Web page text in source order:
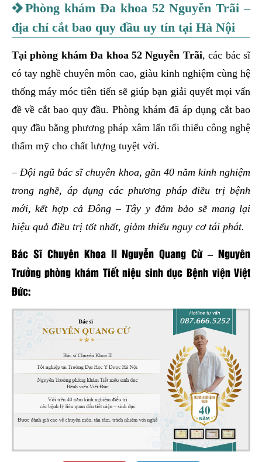
Phòng khám Đa khoa 52 Nguyễn Trãi –
địa chỉ cắt bao quy đầu uy tín tại Hà Nội
Tạiphòng khám Đa khoa 52 Nguyễn Trãi, các bác sĩ
có tay nghề chuyên môn cao, giàu kinh nghiệm cùng hệ
thống máy móc tiên tiến sẽ giúp bạn giải quyết mọi vấn
đề về cắt bao quy đầu. Phòng khám đã áp dụng cắt bao
quy đầu bằng phương pháp xâm lấn tối thiểu công nghệ
thẩm mỹ cho chất lượng tuyệt vời.
– Đội ngũ bác sĩ chuyên khoa, gần 40 năm kinh nghiệm
trong nghề, áp dụng các phương pháp điều trị bệnh
mới, kết hợp cả Đông – Tây y đảm bảo sẽ mang lại
hiệu quả điều trị tốt nhất, giảm thiểu nguy cơ tái phát.
Bác Sĩ Chuyên Khoa II Nguyễn Quang Cừ – Nguyên
Trưởng phòng khám Tiết niệu sinh dục Bệnh viện Việt
Đức: